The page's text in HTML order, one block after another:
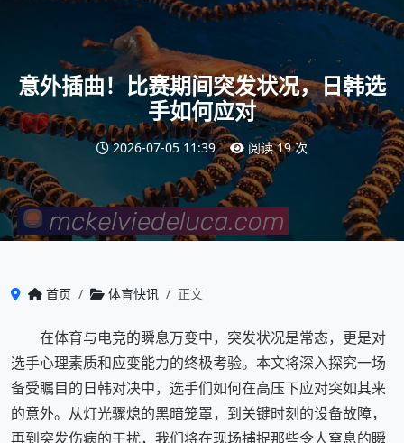
意外插曲！比赛期间突发状况，日韩选
手如何应对
2026-07-05 11:39 阅读 19 次
首页 体育快讯 正文
在体育与电竞的瞬息万变中，突发状况是常态，更是对
选手心理素质和应变能力的终极考验。本文将深入探究一场
备受瞩目的日韩对决中，选手们如何在高压下应对突如其来
的意外。从灯光骤熄的黑暗笼罩，到关键时刻的设备故障，
再到突发伤病的干扰，我们将在现场捕捉那些令人窒息的瞬